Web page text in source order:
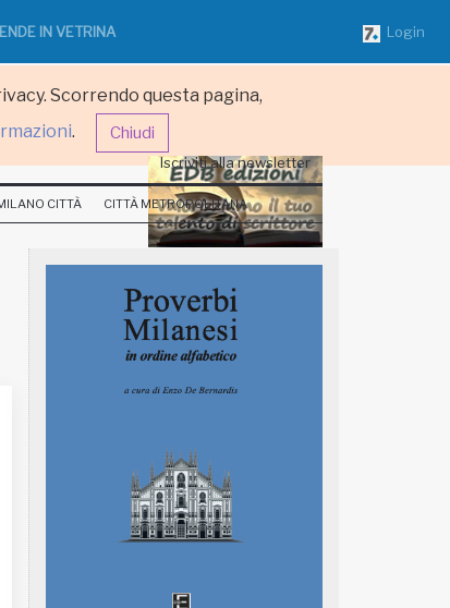
Scorrendo questa pagina,
. Chiudi
IN VETRINA Login
Iscriviti alla newsletter
CITTÀ CITTÀ METROPOLITANA